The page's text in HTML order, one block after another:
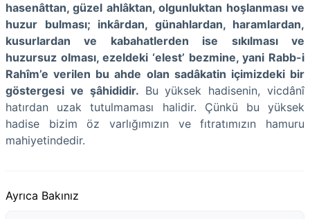
hasenâttan, güzel ahlâktan, olgunluktan hoşlanması ve
huzur bulması; inkârdan, günahlardan, haramlardan,
kusurlardan ve kabahatlerden ise sıkılması ve
huzursuz olması, ezeldeki ‘elest’ bezmine, yani Rabb-i
Rahîm’e verilen bu ahde olan sadâkatin içimizdeki bir
göstergesi ve şâhididir. Bu yüksek hadisenin, vicdânî
hatırdan uzak tutulmaması halidir. Çünkü bu yüksek
hadise bizim öz varlığımızın ve fıtratımızın hamuru
mahiyetindedir.
Ayrıca Bakınız